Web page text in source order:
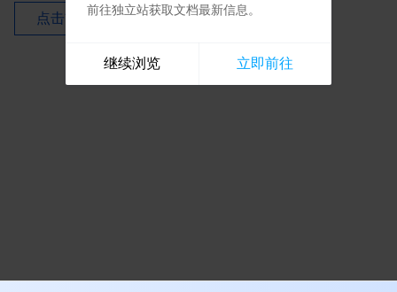
点击前往
前往独立站获取文档最新信息。
立即前往
继续浏览